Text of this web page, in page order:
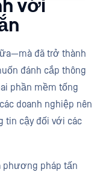
với
đã trở thành
đánh cắp thông
phần mềm tống
doanh nghiệp nên
tin cậy đối với các
phương pháp tấn